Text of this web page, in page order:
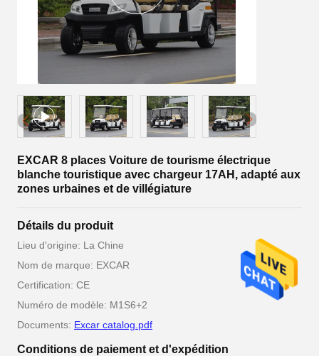
EXCAR 8 places Voiture de tourisme électrique
blanche touristique avec chargeur 17AH, adapté aux
zones urbaines et de villégiature
Détails du produit
Lieu d'origine: La Chine
Nom de marque: EXCAR
Certification: CE
Numéro de modèle: M1S6+2
Documents: Excar catalog.pdf
Conditions de paiement et d'expédition